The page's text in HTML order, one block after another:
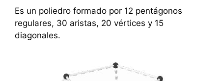
Es un poliedro formado por 12 pentágonos
regulares, 30 aristas, 20 vértices y 15
diagonales.